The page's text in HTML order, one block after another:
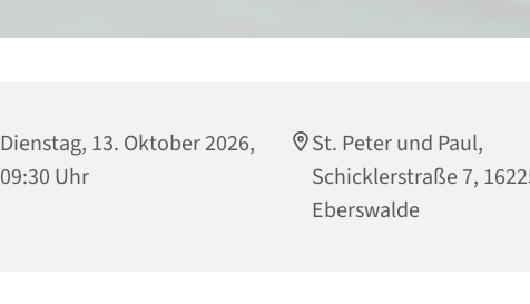
Dienstag, 13. Oktober 2026,
09:30 Uhr
St. Peter und Paul,
Schicklerstraße 7,
Eberswalde